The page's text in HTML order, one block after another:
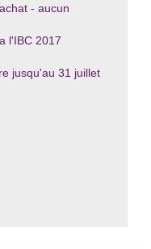
- aucun
l'IBC 2017
jusqu'au 31 juillet